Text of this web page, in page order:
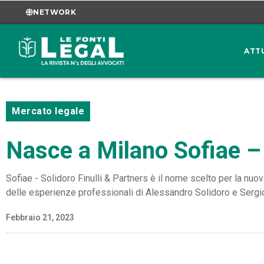
NETWORK
Mercato legale
Nasce a Milano Sofiae
Sofiae - Solidoro Finulli & Partners è il nome scelto per la
delle esperienze professionali di Alessandro Solidoro e
Febbraio 21, 2023